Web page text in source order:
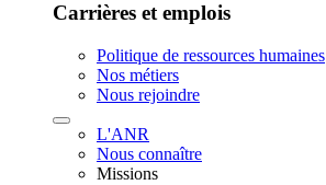
Carrières et emplois
Politique de ressources humaines
Nos métiers
Nous rejoindre
L'ANR
Nous connaître
Missions